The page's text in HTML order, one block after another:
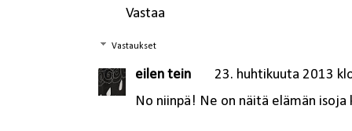
Vastaa
Vastaukset
eilen tein
23. huhtikuuta 2013
No niinpä! Ne on näitä elämän